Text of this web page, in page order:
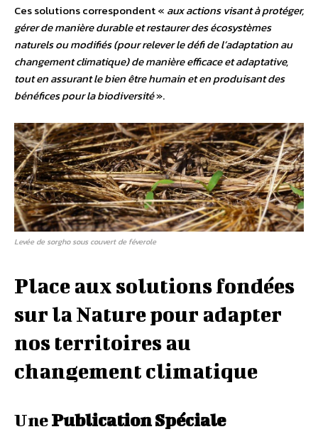
Ces solutions correspondent « aux actions visant à protéger,
gérer de manière durable et restaurer des écosystèmes
naturels ou modifiés (pour relever le défi de l’adaptation au
changement climatique) de manière efficace et adaptative,
tout en assurant le bien être humain et en produisant des
bénéfices pour la biodiversité».
Levée de sorgho sous couvert de féverole
Place aux solutions fondées
sur la Nature pour adapter
nos territoires au
changement climatique
UnePublication Spéciale